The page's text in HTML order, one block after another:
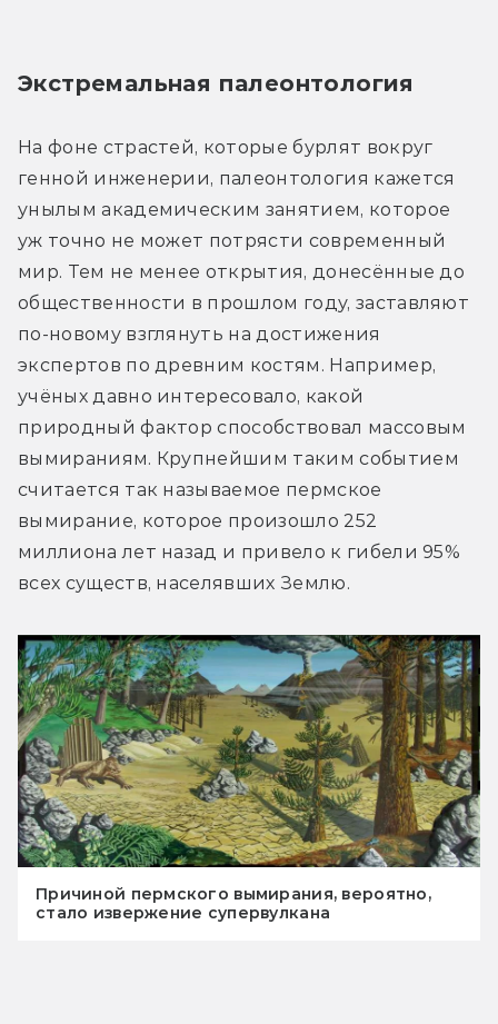
Экстремальная палеонтология
На фоне страстей, которые бурлят вокруг
генной инженерии, палеонтология кажется
унылым академическим занятием, которое
уж точно не может потрясти современный
мир. Тем не менее открытия, донесённые до
общественности в прошлом году, заставляют
по-новому взглянуть на достижения
экспертов по древним костям. Например,
учёных давно интересовало, какой
природный фактор способствовал массовым
вымираниям. Крупнейшим таким событием
считается так называемое пермское
вымирание, которое произошло 252
миллиона лет назад и привело к гибели 95%
всех существ, населявших Землю.
Причиной пермского вымирания, вероятно,
стало извержение супервулкана